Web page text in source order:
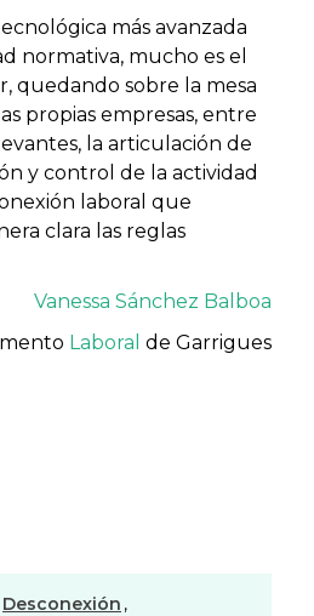
más avanzada
normativa, mucho es el
quedando sobre la mesa
propias empresas, entre
la articulación de
y control de la actividad
laboral que
clara las reglas
Vanessa Sánchez Balboa
Laboral de Garrigues
Desconexión ,